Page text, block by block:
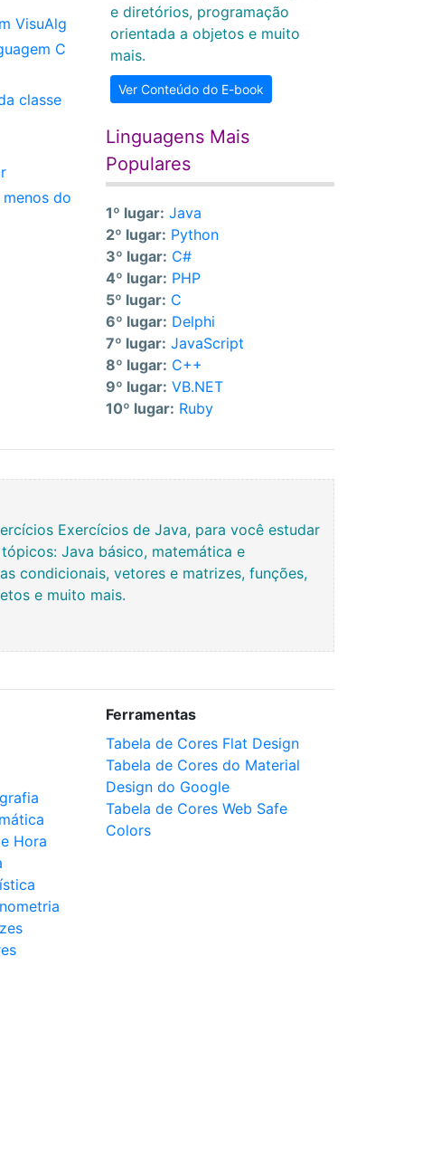
VisuAlg
C
classe
do
e diretórios, programação
orientada a objetos e muito
mais.
Ver Conteúdo do E-book
Linguagens Mais
Populares
1º lugar: Java
2º lugar: Python
3º lugar: C#
4º lugar: PHP
5º lugar: C
6º lugar: Delphi
7º lugar: JavaScript
8º lugar: C++
9º lugar: VB.NET
10º lugar: Ruby
Exercícios de Java, para você estudar
Java básico, matemática e
condicionais, vetores e matrizes, funções,
e muito mais.
Hora
Ferramentas
Tabela de Cores Flat Design
Tabela de Cores do Material
Design do Google
Tabela de Cores Web Safe
Colors